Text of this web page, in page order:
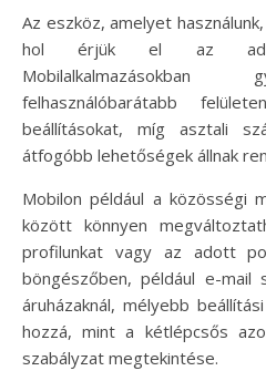
Az eszköz, amelyet
hol érjük el az
Mobilalkalmazásokban
felhasználóbarátabb
beállításokat, míg asztali
átfogóbb lehetőségek állnak
Mobilon például a közösségi
között könnyen
profilunkat vagy az adott
böngészőben, például e-mail
áruházaknál, mélyebb
hozzá, mint a kétlépcsős
szabályzat megtekintése.